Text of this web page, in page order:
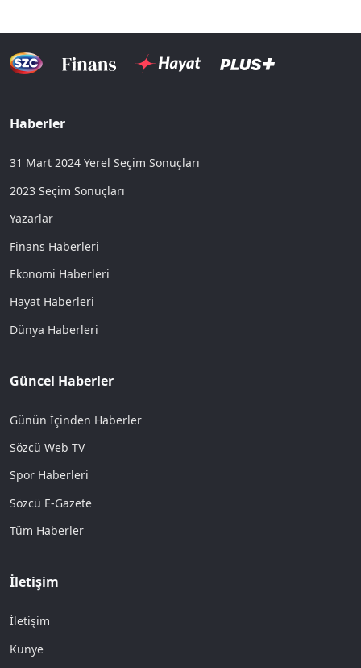
Haberler
31 Mart 2024 Yerel Seçim Sonuçları
2023 Seçim Sonuçları
Yazarlar
Finans Haberleri
Ekonomi Haberleri
Hayat Haberleri
Dünya Haberleri
Güncel Haberler
Günün İçinden Haberler
Sözcü Web TV
Spor Haberleri
Sözcü E-Gazete
Tüm Haberler
İletişim
İletişim
Künye